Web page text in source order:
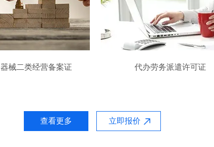
械二类经营备案证 代办劳务派遣许可证
查看更多 立即报价